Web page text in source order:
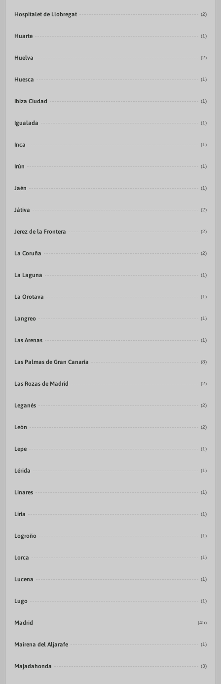
Hospitalet de Llobregat (2)
Huarte (1)
Huelva (2)
Huesca (1)
Ibiza Ciudad (1)
Igualada (1)
Inca (1)
Irún (1)
Jaén (1)
Játiva (2)
Jerez de la Frontera (2)
La Coruña (2)
La Laguna (1)
La Orotava (1)
Langreo (1)
Las Arenas (1)
Las Palmas de Gran Canaria (8)
Las Rozas de Madrid (2)
Leganés (2)
León (2)
Lepe (1)
Lérida (1)
Linares (1)
Líria (1)
Logroño (1)
Lorca (1)
Lucena (1)
Lugo (1)
Madrid (45)
Mairena del Aljarafe (1)
Majadahonda (3)